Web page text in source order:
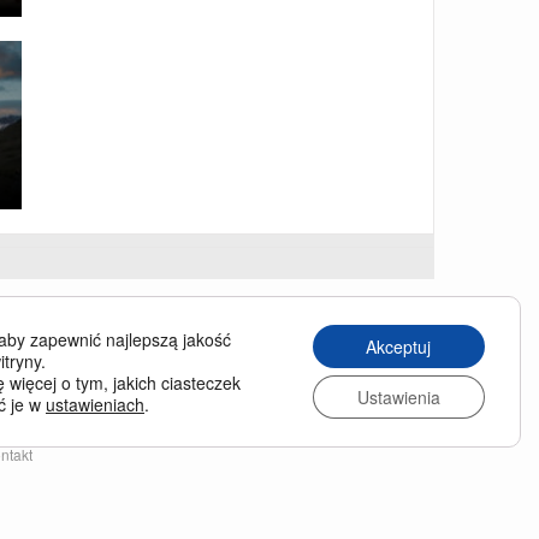
TRAVELLER
Traveller in English
wydań
zapewnić najlepszą jakość
więcej o tym, jakich ciasteczek
je w ustawieniach.
Akceptuj
Ustawienia